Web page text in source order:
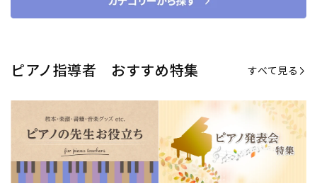
ピアノ指導者 おすすめ特集 すべて見る